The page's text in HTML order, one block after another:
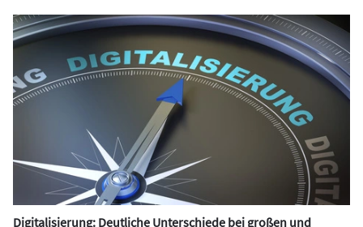
Digitalisierung: Deutliche Unterschiede bei großen und